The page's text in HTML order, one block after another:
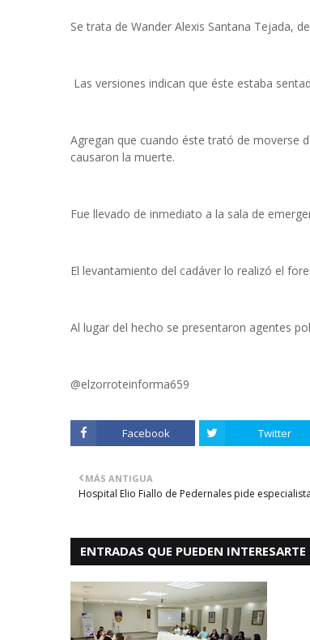
Se trata de Wander Alexis Santana Tejada,
Las versiones indican que éste estaba
Agregan que cuando éste trató de moverse
causaron la muerte.
Fue llevado de inmediato a la sala de
El levantamiento del cadáver lo realizó el
Al lugar del hecho se presentaron agentes
@elzorroteinforma659
Facebook Twitter
MÁS ANTIGUA
Hospital Elio Fiallo de Pedernales pide
ENTRADAS QUE PUEDEN INTERESARTE